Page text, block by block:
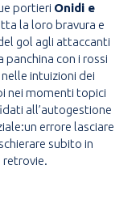
portieri Onidi e
la loro bravura e
gol agli attaccanti
panchina con i rossi
intuizioni dei
nei momenti topici
all’autogestione
errore lasciare
subito in
retrovie.